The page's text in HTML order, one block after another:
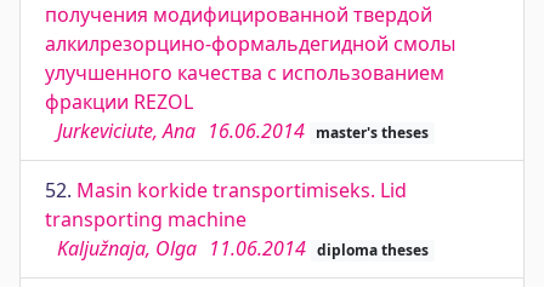
получения модифицированной твердой
алкилрезорцино-формальдегидной смолы
улучшенного качества с использованием
фракции REZOL
Jurkeviciute, Ana 16.06.2014 master's theses
52. Masin korkide transportimiseks. Lid
transporting machine
Kaljužnaja, Olga 11.06.2014 diploma theses